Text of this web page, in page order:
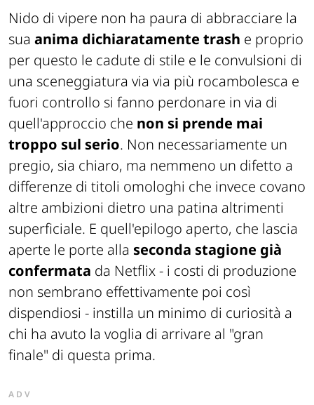
Nido di vipere non ha paura di abbracciare la
sua anima dichiaratamente trash e proprio
per questo le cadute di stile e le convulsioni di
una sceneggiatura via via più rocambolesca e
fuori controllo si fanno perdonare in via di
quell'approccio che non si prende mai
troppo sul serio. Non necessariamente un
pregio, sia chiaro, ma nemmeno un difetto a
differenze di titoli omologhi che invece covano
altre ambizioni dietro una patina altrimenti
superficiale. E quell'epilogo aperto, che lascia
aperte le porte alla seconda stagione già
confermata da Netflix- i costi di produzione
non sembrano effettivamente poi così
dispendiosi - instilla un minimo di curiosità a
chi ha avuto la voglia di arrivare al "gran
finale" di questa prima.
ADV